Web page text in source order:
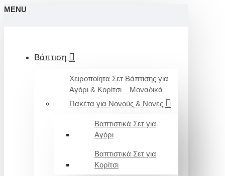
MENU
Βάπτιση
Χειροποίητα Σετ Βάπτισης για
Αγόρι & Κορίτσι – Μοναδικά
Πακέτα για Νονούς & Νονές
Βαπτιστικά Σετ για
Αγόρι
Βαπτιστικά Σετ για
Κορίτσι